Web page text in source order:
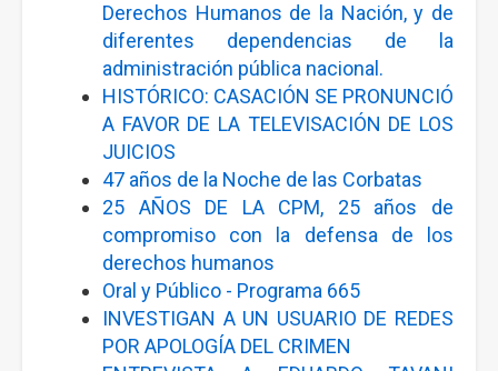
Derechos Humanos de la Nación, y de
diferentes dependencias de la
administración pública nacional.
HISTÓRICO: CASACIÓN SE PRONUNCIÓ
A FAVOR DE LA TELEVISACIÓN DE LOS
JUICIOS
47 años de la Noche de las Corbatas
25 AÑOS DE LA CPM, 25 años de
compromiso con la defensa de los
derechos humanos
Oral y Público - Programa 665
INVESTIGAN A UN USUARIO DE REDES
POR APOLOGÍA DEL CRIMEN